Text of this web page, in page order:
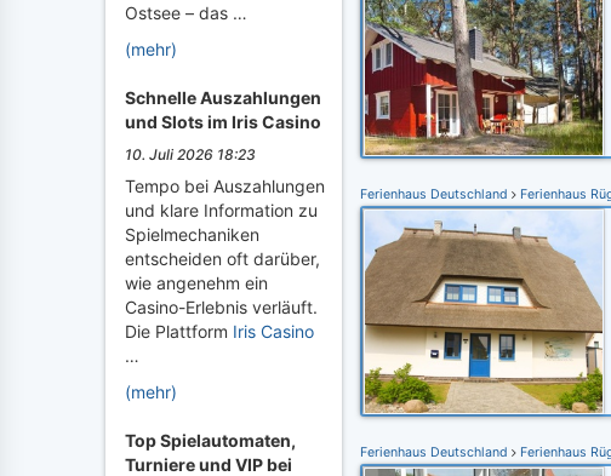
Ostsee – das …
(mehr)
Schnelle Auszahlungen
und Slots im Iris Casino
10. Juli 2026 18:23
Tempo bei Auszahlungen
und klare Information zu
Spielmechaniken
entscheiden oft darüber,
wie angenehm ein
Casino-Erlebnis verläuft.
Die Plattform Iris Casino
…
(mehr)
Top Spielautomaten,
Turniere und VIP bei
Ferienhaus Deutschland Ferienhaus
Ferienhaus Deutschland Ferienhaus